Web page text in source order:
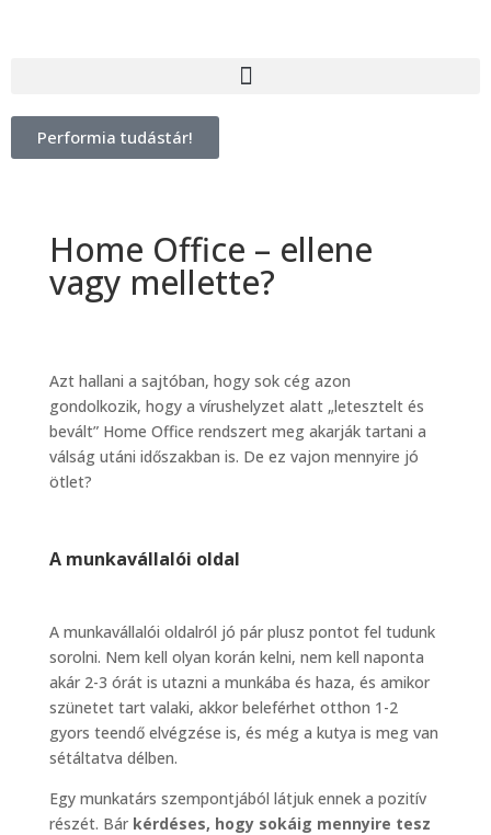
Performia tudástár!
Home Office – ellene
vagy mellette?
Azt hallani a sajtóban, hogy sok cég azon
gondolkozik, hogy a vírushelyzet alatt „letesztelt és
bevált” Home Office rendszert meg akarják tartani a
válság utáni időszakban is. De ez vajon mennyire jó
ötlet?
A munkavállalói oldal
A munkavállalói oldalról jó pár plusz pontot fel tudunk
sorolni. Nem kell olyan korán kelni, nem kell naponta
akár 2-3 órát is utazni a munkába és haza, és amikor
szünetet tart valaki, akkor beleférhet otthon 1-2
gyors teendő elvégzése is, és még a kutya is meg van
sétáltatva délben.
Egy munkatárs szempontjából látjuk ennek a pozitív
részét. Bár kérdéses, hogy sokáig mennyire tesz